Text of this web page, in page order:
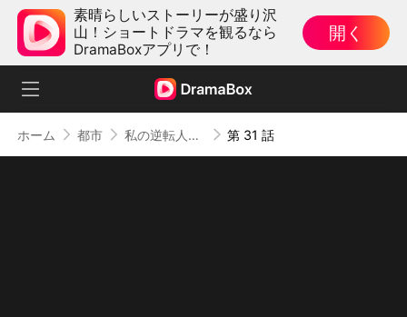
素晴らしいストーリーが盛り沢
山！ショートドラマを観るなら
DramaBoxアプリで！
開く
ホーム 都市 私の逆転人生 〜契約結婚で社長夫人〜 第 31 話